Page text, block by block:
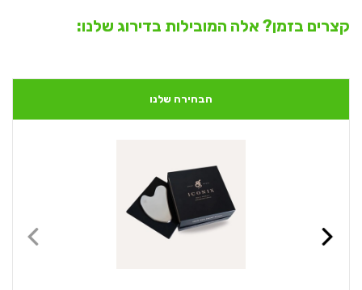
קצרים בזמן? אלה המובילות בדירוג שלנו:
הבחירה שלנו